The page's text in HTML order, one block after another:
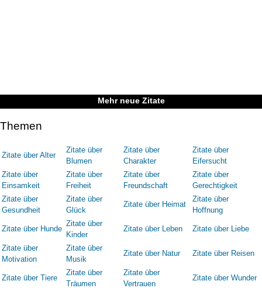
Mehr neue Zitate
Themen
Zitate über Alter
Zitate über
Blumen
Zitate über
Charakter
Zitate über
Eifersucht
Zitate über
Einsamkeit
Zitate über
Freiheit
Zitate über
Freundschaft
Zitate über
Gerechtigkeit
Zitate über
Gesundheit
Zitate über
Glück
Zitate über Heimat
Zitate über
Hoffnung
Zitate über Hunde
Zitate über
Kinder
Zitate über Leben Zitate über Liebe
Zitate über
Motivation
Zitate über
Musik
Zitate über Natur Zitate über Reisen
Zitate über Tiere
Zitate über
Träumen
Zitate über
Vertrauen
Zitate über Wunder